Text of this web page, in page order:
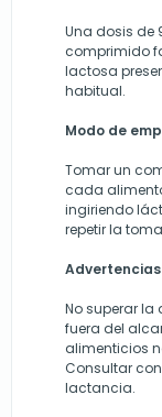
Una dosis de
comprimido
lactosa
habitual.
Modo de
Tomar un
cada
ingiriendo
repetir la
Advertencias
No superar
fuera del
alimenticios
Consultar
lactancia.